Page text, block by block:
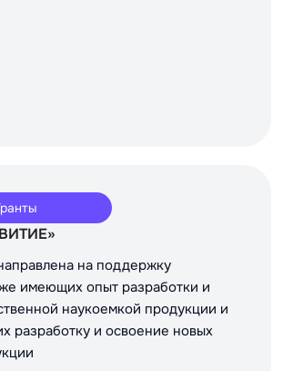
на поддержку
имеющих опыт разработки и
наукоемкой продукции и
разработку и освоение новых